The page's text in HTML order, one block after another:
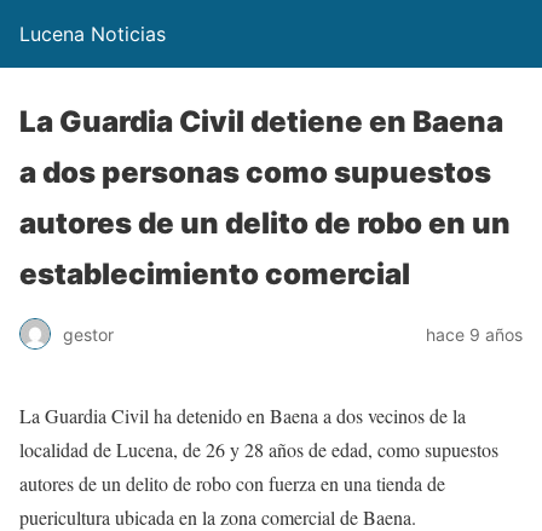
Lucena Noticias
La Guardia Civil detiene en Baena
a dos personas como supuestos
autores de un delito de robo en un
establecimiento comercial
gestor hace 9 años
La Guardia Civil ha detenido en Baena a dos vecinos de la
localidad de Lucena, de 26 y 28 años de edad, como supuestos
autores de un delito de robo con fuerza en una tienda de
puericultura ubicada en la zona comercial de Baena.